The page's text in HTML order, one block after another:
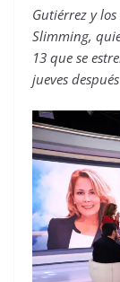
Gutiérrez y
Slimming,
13 que se
jueves